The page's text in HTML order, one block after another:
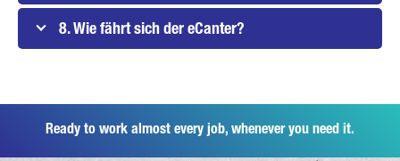
8. Wie fährt sich der eCanter?
Ready to work almost every job, whenever you need it.